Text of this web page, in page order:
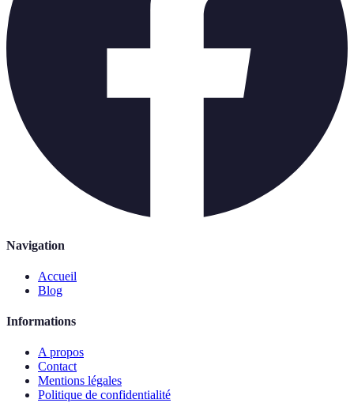
Navigation
Accueil
Blog
Informations
A propos
Contact
Mentions légales
Politique de confidentialité